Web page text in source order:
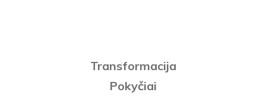
Transformacija
Pokyčiai